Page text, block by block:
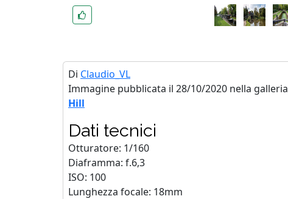
Di Claudio_VL
Immagine pubblicata il 28/10/2020 nella galleria
Hill
Dati tecnici
Otturatore: 1/160
Diaframma: f.6,3
ISO: 100
Lunghezza focale: 18mm